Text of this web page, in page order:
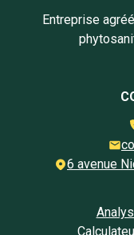
Entreprise
6 avenue